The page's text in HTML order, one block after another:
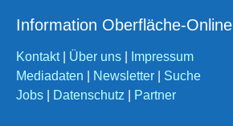
Information Oberfläche-Online
Kontakt| Über uns
Impressum
Mediadaten
Newsletter
Suche
Jobs
Datenschutz Partner